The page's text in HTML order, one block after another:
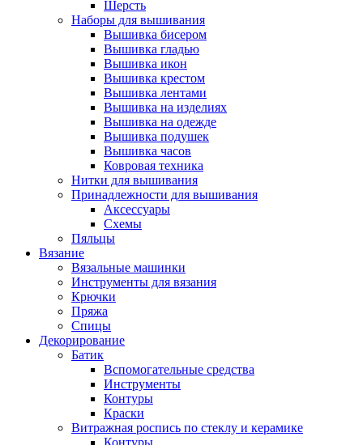
Шерсть
Наборы для вышивания
Вышивка бисером
Вышивка гладью
Вышивка икон
Вышивка крестом
Вышивка лентами
Вышивка на изделиях
Вышивка на одежде
Вышивка подушек
Вышивка часов
Ковровая техника
Нитки для вышивания
Принадлежности для вышивания
Аксессуары
Схемы
Пяльцы
Вязание
Вязальные машинки
Инструменты для вязания
Крючки
Пряжа
Спицы
Декорирование
Батик
Вспомогательные средства
Инструменты
Контуры
Краски
Витражная роспись по стеклу и керамике
Контуры